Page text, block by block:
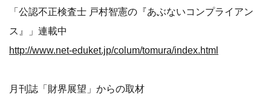
「公認不正検査士 戸村智憲の『あぶないコンプライアン
ス』」連載中
http://www.net-eduket.jp/colum/tomura/index.html
月刊誌「財界展望」からの取材